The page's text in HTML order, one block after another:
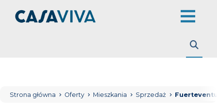
Strona główna Oferty Mieszkania Sprzedaż